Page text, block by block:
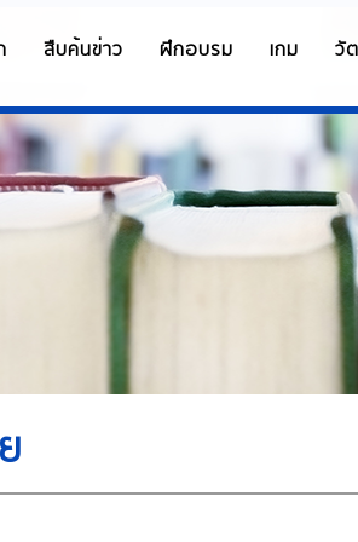
สืบค้นข่าว ฝึกอบรม เกม วั